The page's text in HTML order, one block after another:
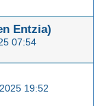
Entzia)
07:54
19:52